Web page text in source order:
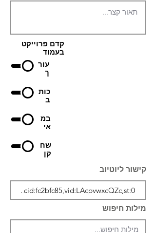
קדם פרוייקט
בעמוד
עור
ך
כות
ב
במ
אי
שח
קן
קישור ליוטיוב
מילות חיפוש